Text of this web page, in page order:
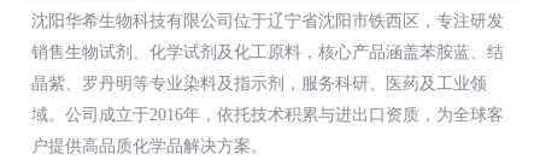
沈阳华希生物科技有限公司位于辽宁省沈阳市铁西区，专注研发
销售生物试剂、化学试剂及化工原料，核心产品涵盖苯胺蓝、结
晶紫、罗丹明等专业染料及指示剂，服务科研、医药及工业领
域。公司成立于2016年，依托技术积累与进出口资质，为全球客
户提供高品质化学品解决方案。